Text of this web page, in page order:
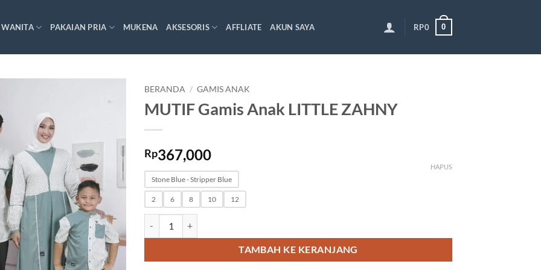
PAKAIAN PRIA MUKENA AKSESORIS AFFLIATE AKUN SAYA RP0 0
BERANDA / GAMIS ANAK
MUTIF Gamis Anak LITTLE ZAHNY
Rp367,000
Stone Blue - Stripper Blue
2 6 8 10 12
HAPUS
TAMBAH KE KERANJANG